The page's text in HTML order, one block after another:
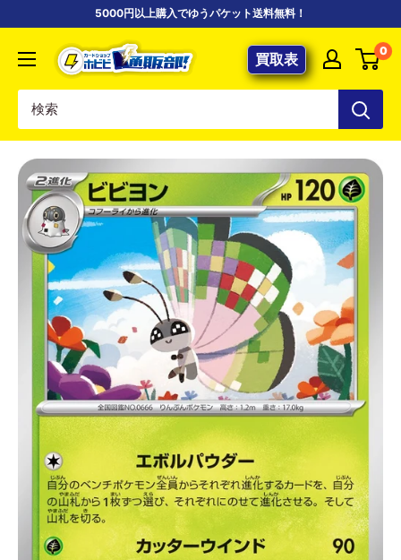
5000円以上購入でゆうパケット送料無料！
【ポ
ケ
専
門
カ
ー
ド
シ
ョ
ッ
プ
ホ
ビ
ビ
通
部
買取表 0